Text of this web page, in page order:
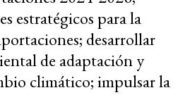
estratégicos para la
desarrollar
de adaptación y
climático; impulsar la